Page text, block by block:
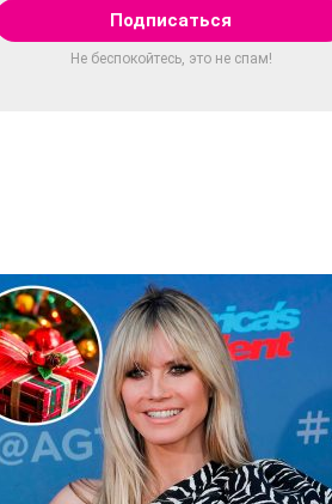
Не беспокойтесь, это не спам!